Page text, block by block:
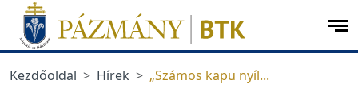
Ugrás a menüre
Ugrás a tartalomra
Kezdőoldal
Hírek „Számos kapu nyíl...